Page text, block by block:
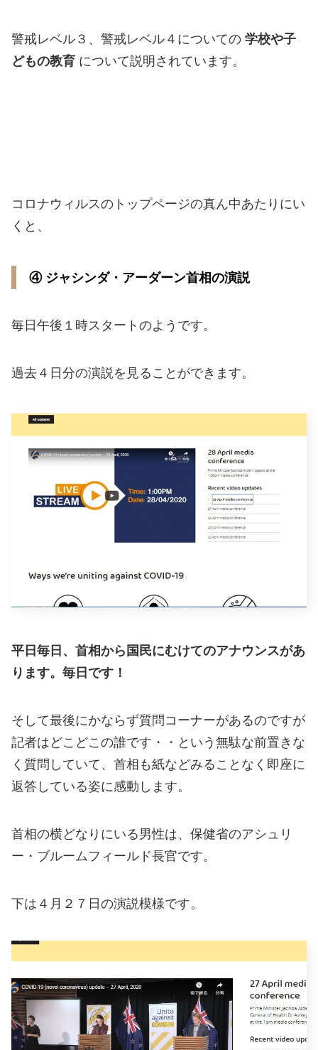
警戒レベル３、警戒レベル４についての 学校や子
どもの教育 について説明されています。
コロナウィルスのトップページの真ん中あたりにい
くと、
④ ジャシンダ・アーダーン首相の演説
毎日午後１時スタートのようです。
過去４日分の演説を見ることができます。
平日毎日、首相から国民にむけてのアナウンスがあ
ります。毎日です！
そして最後にかならず質問コーナーがあるのですが
記者はどこどこの誰です・・という無駄な前置きな
く質問していて、首相も紙などみることなく即座に
返答している姿に感動します。
首相の横どなりにいる男性は、保健省のアシュリ
ー・ブルームフィールド長官です。
下は４月２７日の演説模様です。